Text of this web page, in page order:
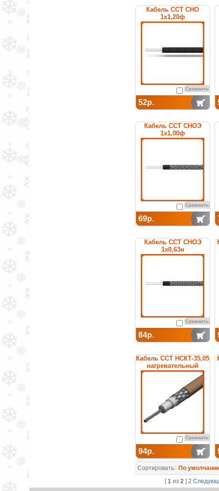
Кабель ССТ СНО
1х1,20ф
нагревательный
Сравнить
52р.
Кабель ССТ СНОЭ
1х1,00ф
нагревательный
Сравнить
69р.
Кабель ССТ СНОЭ
1х0,63н
нагревательный
Сравнить
84р.
Кабель ССТ НСКТ-35,05
нагревательный
Сравнить
94р.
Сортировать: По
[1из 2] 2